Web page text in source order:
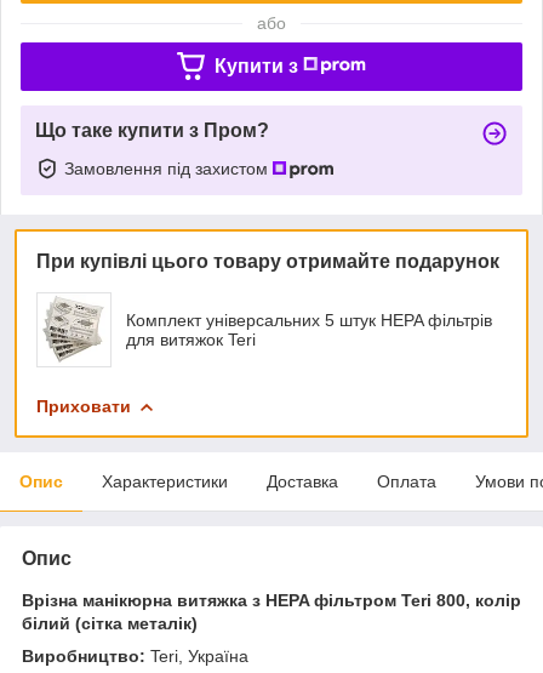
або
Купити з
Що таке купити з Пром?
Замовлення під захистом
При купівлі цього товару отримайте подарунок
Комплект універсальних 5 штук HEPA фільтрів
для витяжок Teri
Приховати
Опис Характеристики Доставка Оплата Умови
Опис
Врізна манікюрна витяжка з HEPA фільтром Teri 800, колір
білий (сітка металік)
Виробництво: Teri, Україна